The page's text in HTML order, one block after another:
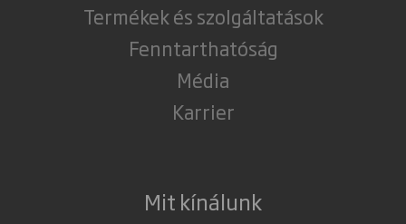
Termékek és szolgáltatások
Fenntarthatóság
Média
Karrier
Mit kínálunk